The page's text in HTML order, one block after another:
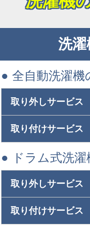
洗
● 全自動洗濯機
取り外しサービス
取り付けサービス
● ドラム式洗濯
取り外しサービス
取り付けサービス